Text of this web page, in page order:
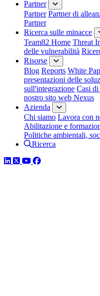
Partner
Partner Partner di
Partner
Ricerca sulle minacce
Team82 Home Threat
delle vulnerabilità
Risorse
Blog Reports White
presentazioni delle
sull'integrazione Casi
nostro sito web Nexus
Azienda
Chi siamo Lavora con
Abilitazione e
Politiche ambientali,
Ricerca
LinkedIn
TwitterYouTube
Facebook